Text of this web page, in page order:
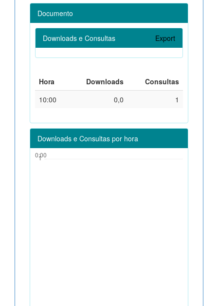
Documento
Downloads e Consultas Export
Hora Downloads
Consultas
10:00
0,0 1
Downloads e Consultas por hora